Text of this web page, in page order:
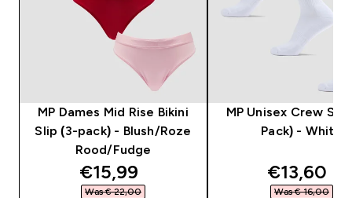
MP Dames Mid Rise Bikini
Slip (3-pack) - Blush/Roze
Rood/Fudge
discounted price
€15,99‎
Was € 22,00‎
MP Unisex Crew
Pack) - White
€13,60‎
Was € 16,00‎